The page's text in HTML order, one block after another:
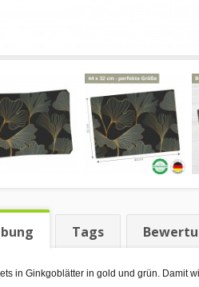
Tags
in Ginkgoblätter in gold und grün. Damit